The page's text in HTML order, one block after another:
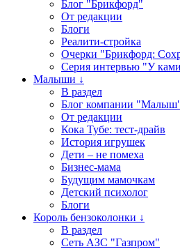
Блог "Брикфорд"
От редакции
Блоги
Реалити-стройка
Очерки "Брикфорд:
Серия интервью "У
Малыши ↓
В раздел
Блог компании
От редакции
Кока Тубе: тест-драйв
История игрушек
Дети – не помеха
Бизнес-мама
Будущим мамочкам
Детский психолог
Блоги
Король бензоколонки ↓
В раздел
Сеть АЗС "Газпром"